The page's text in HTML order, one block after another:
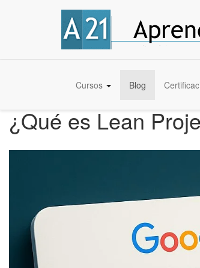
Cursos Blog
¿Qué es Lean